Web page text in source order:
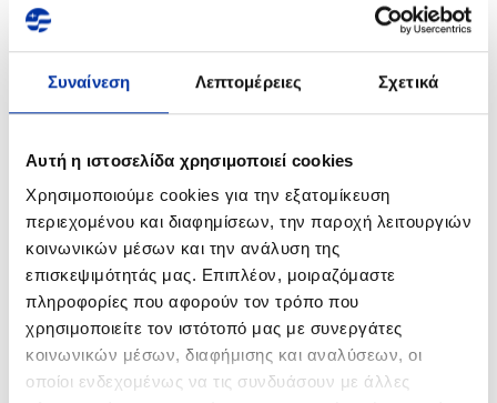
Συναίνεση Λεπτομέρειες Σχετικά
Αυτή η ιστοσελίδα χρησιμοποιεί cookies
Χρησιμοποιούμε cookies για την εξατομίκευση
περιεχομένου και διαφημίσεων, την παροχή λειτουργιών
κοινωνικών μέσων και την ανάλυση της
επισκεψιμότητάς μας. Επιπλέον, μοιραζόμαστε
πληροφορίες που αφορούν τον τρόπο που
χρησιμοποιείτε τον ιστότοπό μας με συνεργάτες
κοινωνικών μέσων, διαφήμισης και αναλύσεων, οι
οποίοι ενδεχομένως να τις συνδυάσουν με άλλες
2026, στις 12.00 με υβριδικό τρόπο, δηλαδή με φυσική
(Λεωφ. Βασιλίσσης Σοφίας 46, Αθήνα 115 28), αίθουσα
«Erato Grand Ballroom», και με συμμετοχή των
απόσταση είτε σε πραγματικό χρόνο μέσω
διεξαγωγή της συνέλευσης την επιστολική τους ψήφο,
οι ίδιοι ή μέσω αντιπροσώπου.
22.06.2026
Ανακοίνωση ρυθμιζόμενης πληροφορίας
Η HELLENiQ ENERGY Holdings A.E. (η «Εταιρεία»), σε